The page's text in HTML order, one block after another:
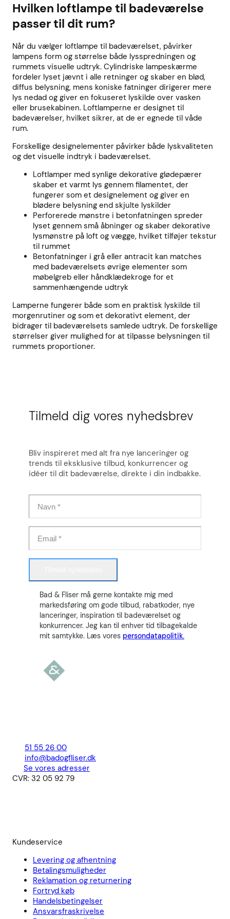
Hvilken loftlampe til badeværelse
passer til dit rum?
Når du vælger loftlampe til badeværelset, påvirker
lampens form og størrelse både lysspredningen og
rummets visuelle udtryk. Cylindriske lampeskærme
fordeler lyset jævnt i alle retninger og skaber en blød,
diffus belysning, mens koniske fatninger dirigerer mere
lys nedad og giver en fokuseret lyskilde over vasken
eller brusekabinen. Loftlamperne er designet til
badeværelser, hvilket sikrer, at de er egnede til våde
rum.
Forskellige designelementer påvirker både lyskvaliteten
og det visuelle indtryk i badeværelset.
Loftlamper med synlige dekorative glødepærer
skaber et varmt lys gennem filamentet, der
fungerer som et designelement og giver en
blødere belysning end skjulte lyskilder
Perforerede mønstre i betonfatningen spreder
lyset gennem små åbninger og skaber dekorative
lysmønstre på loft og vægge, hvilket tilføjer tekstur
til rummet
Betonfatninger i grå eller antracit kan matches
med badeværelsets øvrige elementer som
møbelgreb eller håndklædekroge for et
sammenhængende udtryk
Lamperne fungerer både som en praktisk lyskilde til
morgenrutiner og som et dekorativt element, der
bidrager til badeværelsets samlede udtryk. De forskellige
størrelser giver mulighed for at tilpasse belysningen til
rummets proportioner.
Tilmeld dig vores nyhedsbrev
Bliv inspireret med alt fra nye lanceringer og
trends til eksklusive tilbud, konkurrencer og
idéer til dit badeværelse, direkte i din indbakke.
Bad & Fliser må gerne kontakte mig med
markedsføring om gode tilbud, rabatkoder, nye
lanceringer, inspiration til badeværelset og
konkurrencer. Jeg kan til enhver tid tilbagekalde
mit samtykke. Læs vores persondatapolitik.
51 55 26 00
info@badogfliser.dk
Se vores adresser
CVR: 32 05 92 79
Kundeservice
Levering og afhentning
Betalingsmuligheder
Reklamation og returnering
Fortryd køb
Handelsbetingelser
Ansvarsfraskrivelse